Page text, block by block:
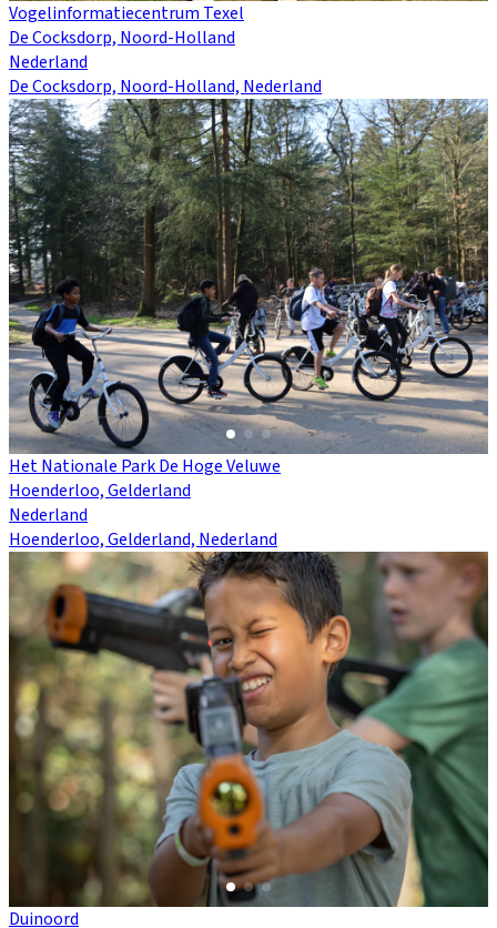
Vogelinformatiecentrum Texel
De Cocksdorp, Noord-Holland
Nederland
De Cocksdorp, Noord-Holland, Nederland
Het Nationale Park De Hoge Veluwe
Hoenderloo, Gelderland
Nederland
Hoenderloo, Gelderland, Nederland
Duinoord